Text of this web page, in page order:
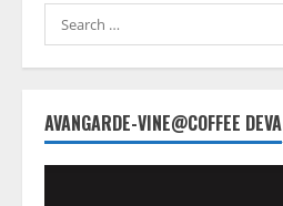
Search
for:
AVANGARDE-VINE@COFFEE DEVA